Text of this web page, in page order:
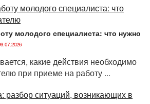
молодого специалиста: что нужно
какие действия необходимо
при приеме на работу ...